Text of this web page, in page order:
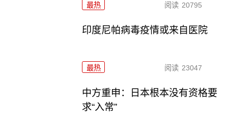
最热 阅读 20795
印度尼帕病毒疫情或来自医院
最热 阅读 23047
中方重申：日本根本没有资格要
求“入常”